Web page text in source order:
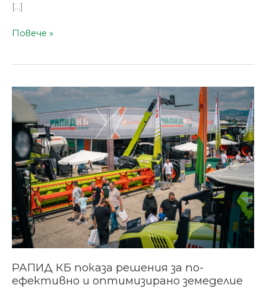
[…]
Повече »
РАПИД КБ показа решения за по-
ефективно и оптимизирано земеделие
РАПИД
показа
решения
за
по-
ефективно
оптимизирано
земеделие